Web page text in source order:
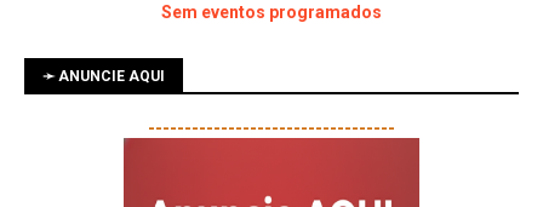
Sem eventos programados
➛ ANUNCIE AQUI
----------------------------------